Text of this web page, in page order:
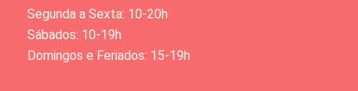
Segunda a Sexta: 10-20h
Sábados: 10-19h
Domingos e Feriados: 15-19h